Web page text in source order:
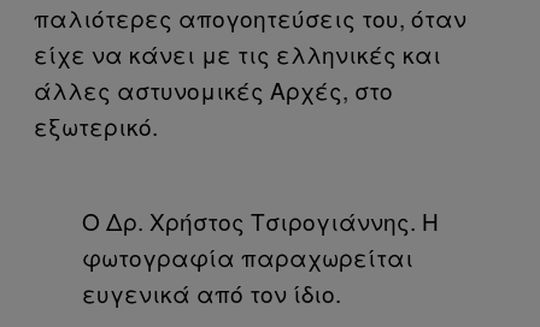
παλιότερες απογοητεύσεις του, όταν
είχε να κάνει με τις ελληνικές και
άλλες αστυνομικές Αρχές, στο
εξωτερικό.
O Δρ. Χρήστος Τσιρογιάννης. Η
φωτογραφία παραχωρείται
ευγενικά από τον ίδιο.